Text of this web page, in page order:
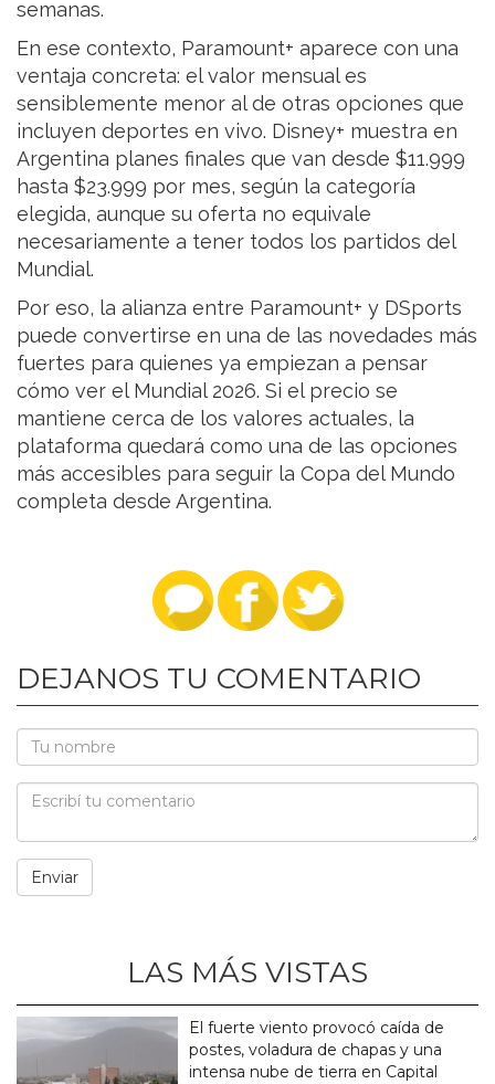
semanas.
En ese contexto, Paramount+ aparece con una
ventaja concreta: el valor mensual es
sensiblemente menor al de otras opciones que
incluyen deportes en vivo. Disney+ muestra en
Argentina planes finales que van desde $11.999
hasta $23.999 por mes, según la categoría
elegida, aunque su oferta no equivale
necesariamente a tener todos los partidos del
Mundial.
Por eso, la alianza entre Paramount+ y DSports
puede convertirse en una de las novedades más
fuertes para quienes ya empiezan a pensar
cómo ver el Mundial 2026. Si el precio se
mantiene cerca de los valores actuales, la
plataforma quedará como una de las opciones
más accesibles para seguir la Copa del Mundo
completa desde Argentina.
DEJANOS TU COMENTARIO
LAS MÁS VISTAS
El fuerte viento provocó caída de
postes, voladura de chapas y una
intensa nube de tierra en Capital